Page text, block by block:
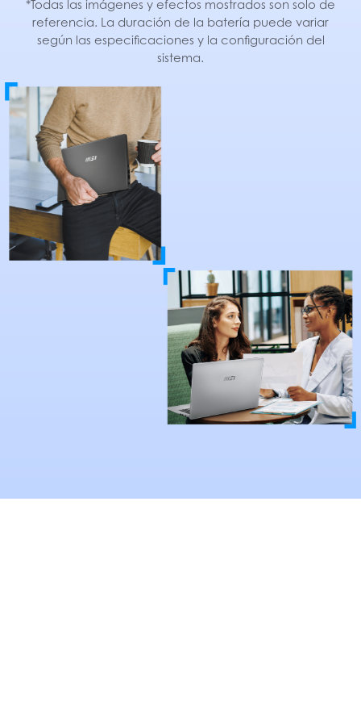
*Todas las imágenes y efectos mostrados son solo de
referencia. La duración de la batería puede variar
según las especificaciones y la configuración del
sistema.